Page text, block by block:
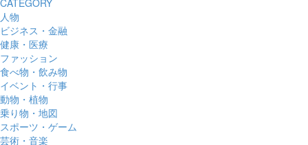
CATEGORY
人物
ビジネス・金融
健康・医療
ファッション
食べ物・飲み物
イベント・行事
動物・植物
乗り物・地図
スポーツ・ゲーム
芸術・音楽